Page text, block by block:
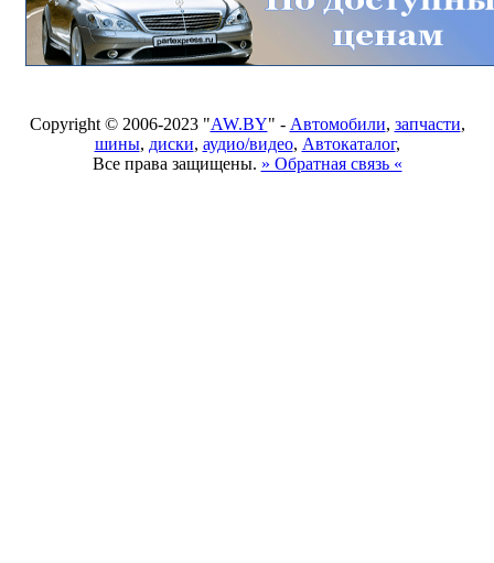
Copyright © 2006-2023 "AW.BY" - Автомобили, запчасти,
шины, диски, аудио/видео, Автокаталог,
Все права защищены. » Обратная связь «